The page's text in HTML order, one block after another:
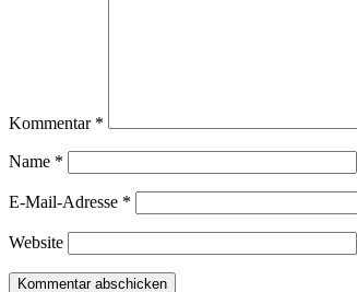
Kommentar *
Name *
E-Mail-Adresse *
Website